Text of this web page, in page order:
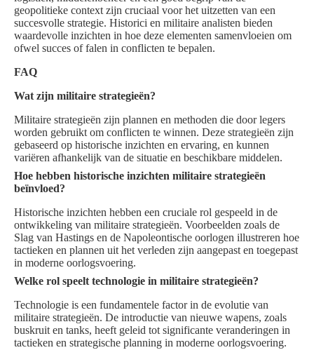
geopolitieke context zijn cruciaal voor het uitzetten van een
succesvolle strategie. Historici en militaire analisten bieden
waardevolle inzichten in hoe deze elementen samenvloeien om
ofwel succes of falen in conflicten te bepalen.
FAQ
Wat zijn militaire strategieën?
Militaire strategieën zijn plannen en methoden die door legers
worden gebruikt om conflicten te winnen. Deze strategieën zijn
gebaseerd op historische inzichten en ervaring, en kunnen
variëren afhankelijk van de situatie en beschikbare middelen.
Hoe hebben historische inzichten militaire strategieën
beïnvloed?
Historische inzichten hebben een cruciale rol gespeeld in de
ontwikkeling van militaire strategieën. Voorbeelden zoals de
Slag van Hastings en de Napoleontische oorlogen illustreren hoe
tactieken en plannen uit het verleden zijn aangepast en toegepast
in moderne oorlogsvoering.
Welke rol speelt technologie in militaire strategieën?
Technologie is een fundamentele factor in de evolutie van
militaire strategieën. De introductie van nieuwe wapens, zoals
buskruit en tanks, heeft geleid tot significante veranderingen in
tactieken en strategische planning in moderne oorlogsvoering.